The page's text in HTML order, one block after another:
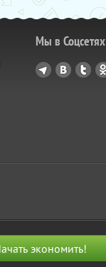
Мы в Соцсетях